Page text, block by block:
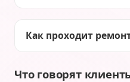
Как проходит
Что говорят